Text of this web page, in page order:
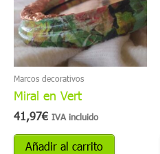
Marcos decorativos
Miral en Vert
41,97€ IVA incluido
Añadir al carrito